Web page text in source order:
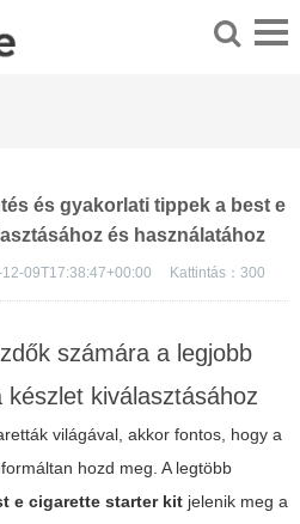
és gyakorlati tippek a best e
és használatához
09T17:38:47+00:00 Kattintás： 300
számára a legjobb
kiválasztásához
világával, akkor fontos, hogy a
hozd meg. A legtöbb
e cigarette starter kit jelenik meg a